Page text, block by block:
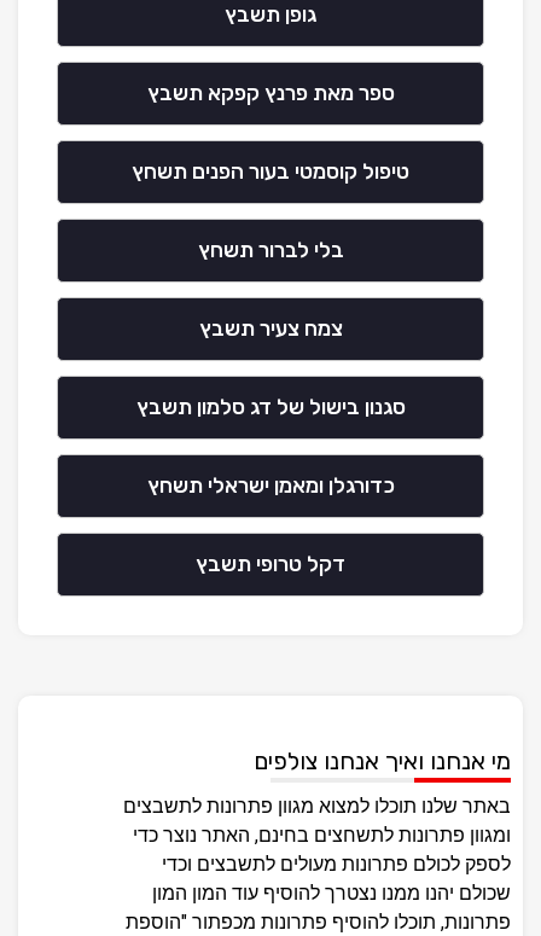
גופן תשבץ
ספר מאת פרנץ קפקא תשבץ
טיפול קוסמטי בעור הפנים תשחץ
בלי לברור תשחץ
צמח צעיר תשבץ
סגנון בישול של דג סלמון תשבץ
כדורגלן ומאמן ישראלי תשחץ
דקל טרופי תשבץ
מי אנחנו ואיך אנחנו צולפים
באתר שלנו תוכלו למצוא מגוון פתרונות לתשבצים
ומגוון פתרונות לתשחצים בחינם, האתר נוצר כדי
לספק לכולם פתרונות מעולים לתשבצים וכדי
שכולם יהנו ממנו נצטרך להוסיף עוד המון המון
פתרונות, תוכלו להוסיף פתרונות מכפתור "הוספת